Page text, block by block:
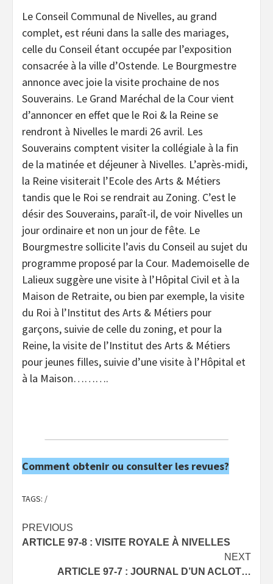
Le Conseil Communal de Nivelles, au grand
complet, est réuni dans la salle des mariages,
celle du Conseil étant occupée par l’exposition
consacrée à la ville d’Ostende. Le Bourgmestre
annonce avec joie la visite prochaine de nos
Souverains. Le Grand Maréchal de la Cour vient
d’annoncer en effet que le Roi & la Reine se
rendront à Nivelles le mardi 26 avril. Les
Souverains comptent visiter la collégiale à la fin
de la matinée et déjeuner à Nivelles. L’après-midi,
la Reine visiterait l’Ecole des Arts & Métiers
tandis que le Roi se rendrait au Zoning. C’est le
désir des Souverains, paraît-il, de voir Nivelles un
jour ordinaire et non un jour de fête. Le
Bourgmestre sollicite l’avis du Conseil au sujet du
programme proposé par la Cour. Mademoiselle de
Lalieux suggère une visite à l’Hôpital Civil et à la
Maison de Retraite, ou bien par exemple, la visite
du Roi à l’Institut des Arts & Métiers pour
garçons, suivie de celle du zoning, et pour la
Reine, la visite de l’Institut des Arts & Métiers
pour jeunes filles, suivie d’une visite à l’Hôpital et
à la Maison……….
Comment obtenir ou consulter les revues?
TAGS: /
Post
navigation
PREVIOUS
ARTICLE 97-8 : VISITE ROYALE À NIVELLES
NEXT
ARTICLE 97-7 : JOURNAL D’UN ACLOT…